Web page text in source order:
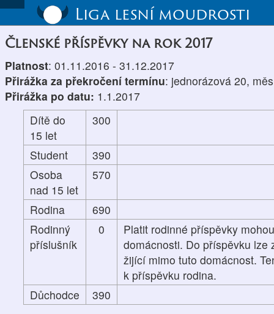
Liga lesní moudrosti
Členské příspěvky na rok 2017
Platnost: 01.11.2016 - 31.12.2017
Přirážka za překročení termínu: jednorázová 20,
Přirážka po datu: 1.1.2017
Dítě do
15 let
300
Student
390
Osoba
nad 15 let
570
Rodina
690
Rodinný
příslušník
0
Platit rodinné příspěvky
domácnosti. Do příspěvku lze
žijící mimo tuto domácnost.
k příspěvku rodina.
Důchodce
390